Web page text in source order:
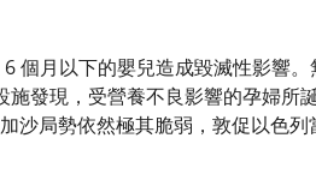
個月以下的嬰兒造成毀滅性影響
發現，受營養不良影響的孕婦所
沙局勢依然極其脆弱，敦促以色